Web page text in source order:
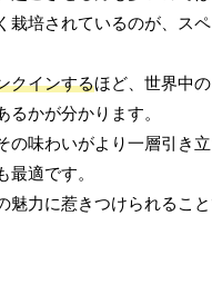
栽培されているのが、スペ
クインするほど、世界中の
かが分かります。
の味わいがより一層引き立
適です。
魅力に惹きつけられるこ